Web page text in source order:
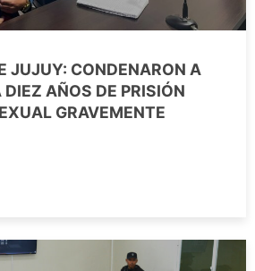
JUJUY: CONDENARON A
AÑOS DE PRISIÓN
GRAVEMENTE